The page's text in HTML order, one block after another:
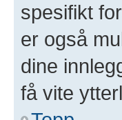
spesifikt
er også
dine
få vite